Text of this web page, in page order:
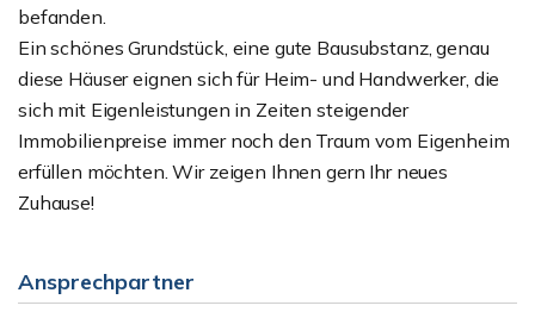
befanden.
Ein schönes Grundstück, eine gute Bausubstanz, genau
diese Häuser eignen sich für Heim- und Handwerker, die
sich mit Eigenleistungen in Zeiten steigender
Immobilienpreise immer noch den Traum vom Eigenheim
erfüllen möchten. Wir zeigen Ihnen gern Ihr neues
Zuhause!
Ansprechpartner